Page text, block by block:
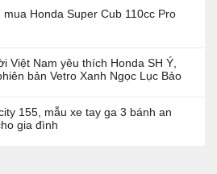
mua Honda Super Cub 110cc Pro
Việt Nam yêu thích Honda SH Ý,
bản Vetro Xanh Ngọc Lục Bảo
155, mẫu xe tay ga 3 bánh an
gia đình